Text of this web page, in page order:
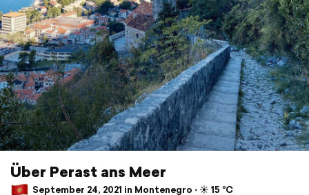
Über Perast ans Meer
September 24, 2021 in Montenegro ⋅ ☀️ 15 °C